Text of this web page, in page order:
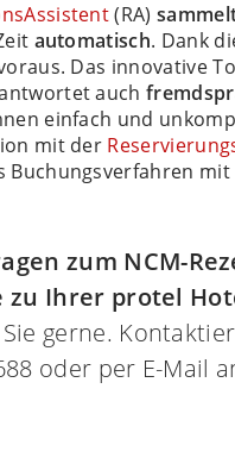
(RA)
automatisch. Dank
Das innovative
auch
einfach und
mit der
Buchungsverfahren mit
zum NCM-
zu Ihrer protel
gerne.
oder per E-Mail